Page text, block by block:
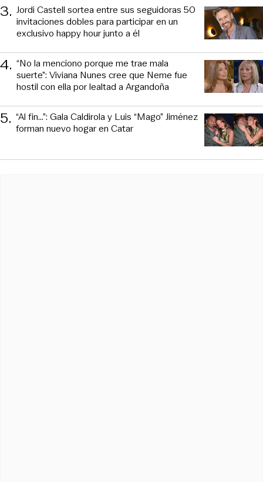
3. Jordi Castell sortea entre sus seguidoras 50
invitaciones dobles para participar en un
exclusivo happy hour junto a él
4. “No la menciono porque me trae mala
suerte”: Viviana Nunes cree que Neme fue
hostil con ella por lealtad a Argandoña
5. “Al fin…”: Gala Caldirola y Luis “Mago” Jiménez
forman nuevo hogar en Catar